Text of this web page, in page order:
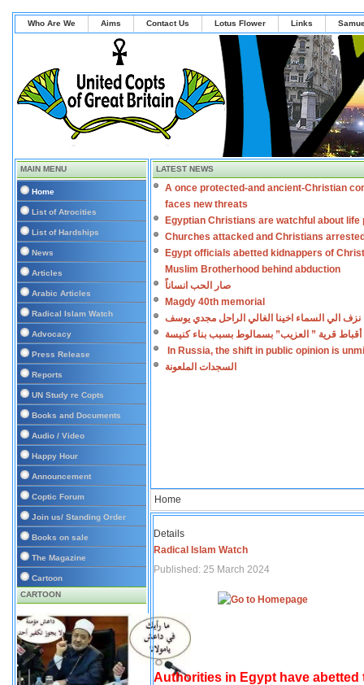
Who Are We Aims Contact Us Lotus Flower Links
MAIN MENU
Home
List of Atrocities
List of Hardships
News
Articles
Arabic Articles
Radical Islam Watch
Advocacy
Press Release
Reports
UN Study re Copts
Books and Documents
Audio / Video
Happy Hour
Announcement
Coptic Forum
Join us/ Standing Order
Books on sale
The Magazine
Cartoon
CARTOON
LATEST NEWS
A once protected-and ancient-Christian
faces new threats
Egyptian Christians are watchful about life
Churches attacked and Christians
Egypt officials abetted kidnappers of
Muslim Brotherhood behind abduction
صار الحب انساناً
Magdy 40th memorial
نزف الي السماء اخينا الغالي الراحل مجدي يوسف
أقباط قرية ” العزيب” بسمالوط بسبب بناء كنيسة
In Russia, the shift in public opinion is
السجدات الملعونة
Home
Details
Radical Islam Watch
Published: 25 March 2024
Authorities in Egypt have